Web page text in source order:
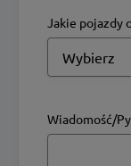
Jakie pojazdy
Wiadomość/